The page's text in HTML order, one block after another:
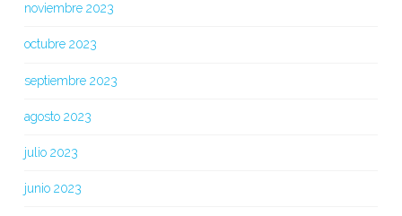
noviembre 2023
octubre 2023
septiembre 2023
agosto 2023
julio 2023
junio 2023